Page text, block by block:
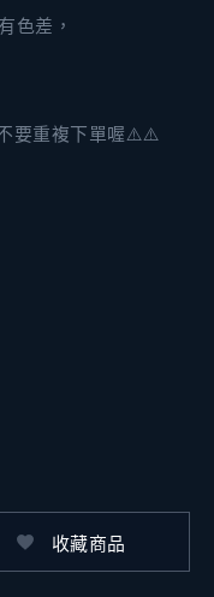
色差，
要重複下單喔⚠️⚠️
收藏商品